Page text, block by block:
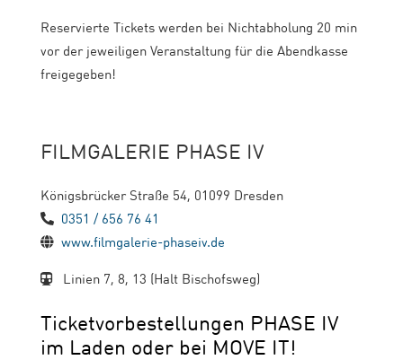
Reservierte Tickets werden bei Nichtabholung 20 min
vor der jeweiligen Veranstaltung für die Abendkasse
freigegeben!
FILMGALERIE PHASE IV
Königsbrücker Straße 54, 01099 Dresden
0351 / 656 76 41
www.filmgalerie-phaseiv.de
Linien 7, 8, 13 (Halt Bischofsweg)
Ticketvorbestellungen PHASE IV
im Laden oder bei MOVE IT!